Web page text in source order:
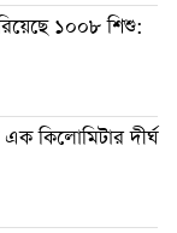
১০০৮ শিশু:
কিলোমিটার দীর্ঘ